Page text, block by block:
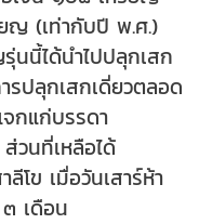
ญ (เท่ากับปี พ.ศ.)
นนี้ได้นำไปปลุกเสก
รปลุกเสกเดี่ยวตลอด
กแก่บรรดา
วนที่เหลือได้
โข เมื่อวันเสาร์ห้า
เดือน